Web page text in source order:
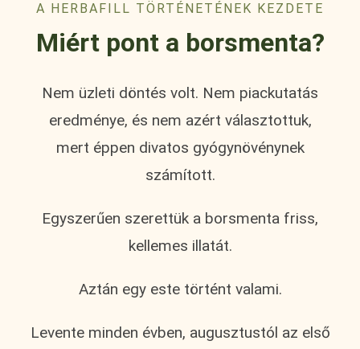
A HERBAFILL TÖRTÉNETÉNEK KEZDETE
Miért pont a borsmenta?
Nem üzleti döntés volt. Nem piackutatás
eredménye, és nem azért választottuk,
mert éppen divatos gyógynövénynek
számított.
Egyszerűen szerettük a borsmenta friss,
kellemes illatát.
Aztán egy este történt valami.
Levente minden évben, augusztustól az első